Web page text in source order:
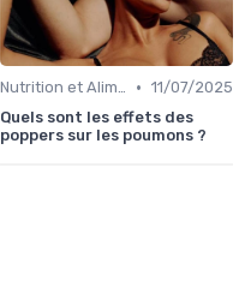
Nutrition et Alimentation Saine • 11/07/2025
Quels sont les effets des
poppers sur les poumons ?